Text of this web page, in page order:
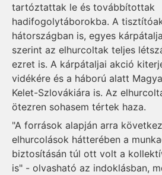
tartóztattak le és továbbítottak
hadifogolytáborokba. A
hátországban is, egyes
szerint az elhurcoltak teljes
ezret is. A kárpátaljai akció
vidékére és a háború alatt
Kelet-Szlovákiára is. Az
ötezren sohasem tértek haza.
"A források alapján arra
elhurcolások hátterében a
biztosításán túl ott volt a
is" - olvasható az indoklásban,